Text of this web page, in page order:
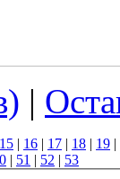
|
15 | 16 | 17 | 18 | 19 |
| 51 | 52 | 53